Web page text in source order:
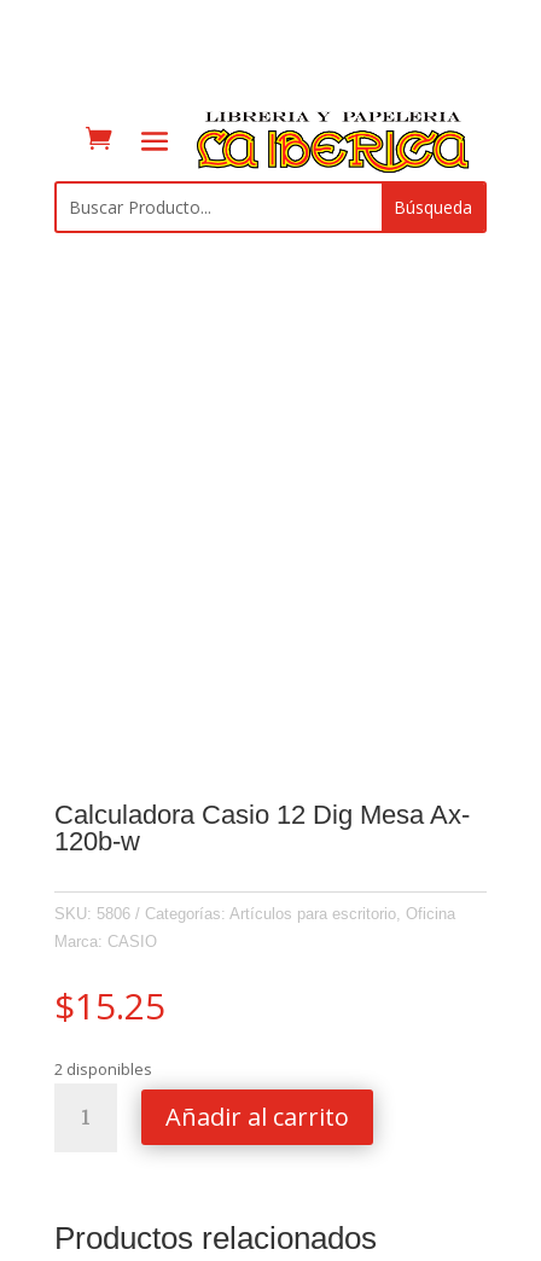
Calculadora Casio 12 Dig Mesa Ax-
120b-w
SKU: 5806 Categorías: Artículos para escritorio, Oficina
Marca: CASIO
$15.25
2 disponibles
Calculadora
Casio
Ax-
Añadir al carrito
Productos relacionados